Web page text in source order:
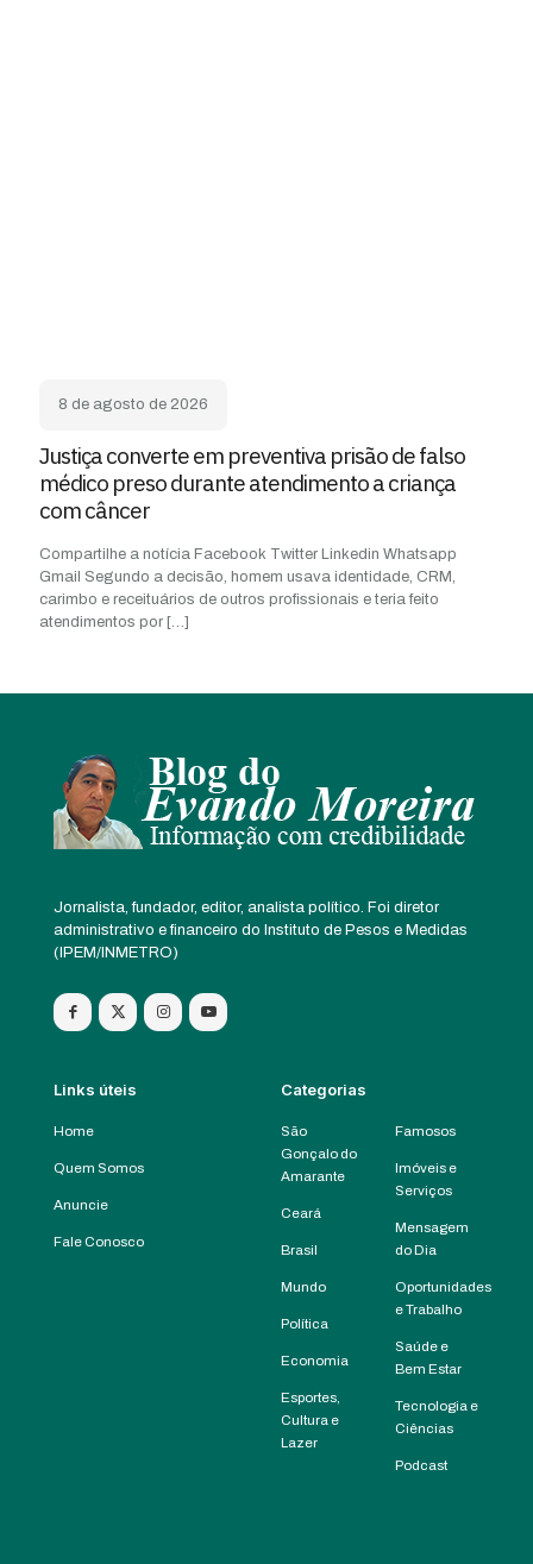
8 de agosto de 2026
Justiça converte em preventiva prisão de falso
médico preso durante atendimento a criança
com câncer
Compartilhe a notícia Facebook Twitter Linkedin Whatsapp
Gmail Segundo a decisão, homem usava identidade, CRM,
carimbo e receituários de outros profissionais e teria feito
atendimentos por […]
Jornalista, fundador, editor, analista político. Foi diretor
administrativo e financeiro do Instituto de Pesos e Medidas
(IPEM/INMETRO)
Links úteis
Home
Quem Somos
Anuncie
Fale Conosco
Categorias
São
Gonçalo do
Amarante
Ceará
Brasil
Mundo
Política
Economia
Esportes,
Cultura e
Lazer
Famosos
Imóveis e
Serviços
Mensagem
do Dia
Oportunidades
e Trabalho
Saúde e
Bem Estar
Tecnologia e
Ciências
Podcast